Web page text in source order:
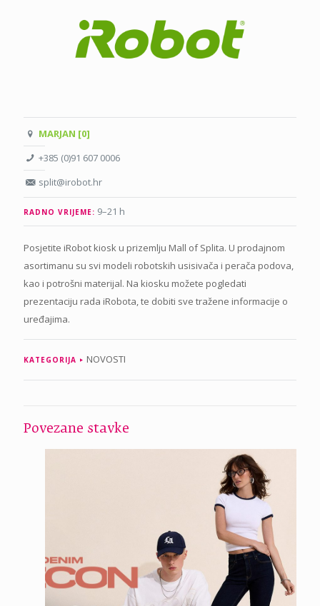
MARJAN [0]
+385 (0)91 607 0006
split@irobot.hr
RADNO VRIJEME: 9–21 h
Posjetite iRobot kiosk u prizemlju Mall of Splita. U prodajnom
asortimanu su svi modeli robotskih usisivača i perača podova,
kao i potrošni materijal. Na kiosku možete pogledati
prezentaciju rada iRobota, te dobiti sve tražene informacije o
uređajima.
KATEGORIJA NOVOSTI
Povezane stavke